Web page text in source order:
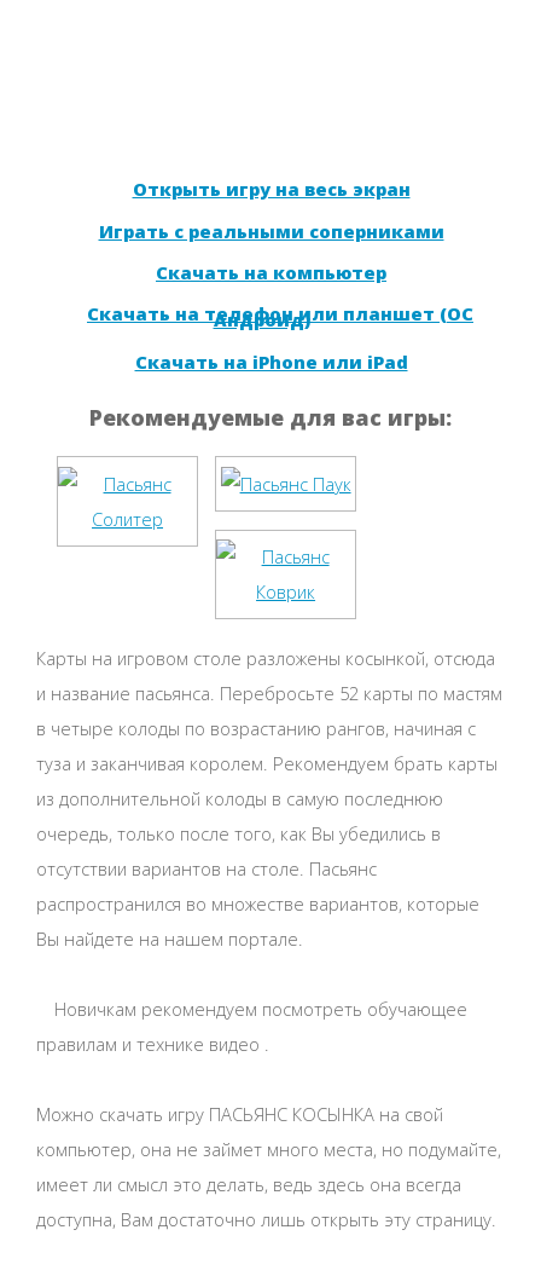
Открыть игру на весь экран
Играть с реальными соперниками
Скачать на компьютер
Скачать на телефон или планшет (ОС
Андроид)
Скачать на iPhone или iPad
Рекомендуемые для вас игры:
Карты на игровом столе разложены косынкой, отсюда
и название пасьянса. Перебросьте 52 карты по мастям
в четыре колоды по возрастанию рангов, начиная с
туза и заканчивая королем. Рекомендуем брать карты
из дополнительной колоды в самую последнюю
очередь, только после того, как Вы убедились в
отсутствии вариантов на столе. Пасьянс
распространился во множестве вариантов, которые
Вы найдете на нашем портале.
Новичкам рекомендуем посмотреть обучающее
правилам и технике видео .
Можно скачать игру ПАСЬЯНС КОСЫНКА на свой
компьютер, она не займет много места, но подумайте,
имеет ли смысл это делать, ведь здесь она всегда
доступна, Вам достаточно лишь открыть эту страницу.